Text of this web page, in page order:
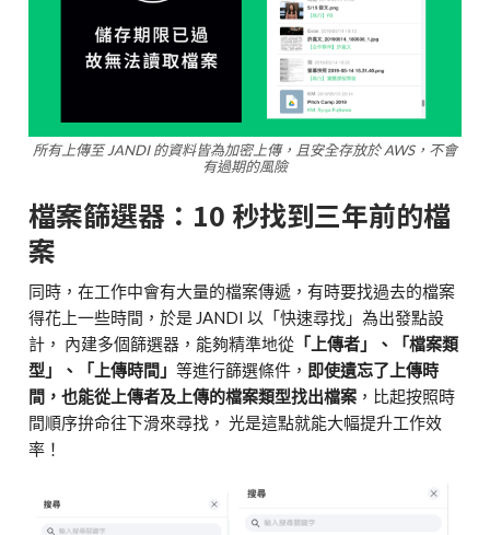
所有上傳至 JANDI 的資料皆為加密上傳，且安全存放於 AWS，不會
有過期的風險
檔案篩選器：10 秒找到三年前的檔
案
同時，在工作中會有大量的檔案傳遞，有時要找過去的檔案
得花上一些時間，於是 JANDI 以「快速尋找」為出發點設
計， 內建多個篩選器，能夠精準地從 「上傳者」、「檔案類
型」、「上傳時間」等進行篩選條件， 即使遺忘了上傳時
間，也能從上傳者及上傳的檔案類型找出檔案 ，比起按照時
間順序拚命往下滑來尋找， 光是這點就能大幅提升工作效
率！